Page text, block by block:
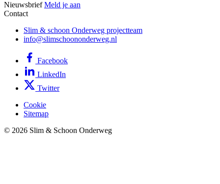
Nieuwsbrief Meld je aan
Contact
Slim & schoon Onderweg projectteam
info@slimschoononderweg.nl
Facebook
LinkedIn
Twitter
Cookie
Sitemap
© 2026 Slim & Schoon Onderweg